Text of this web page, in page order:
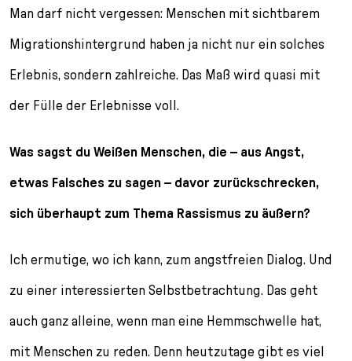
Man darf nicht vergessen: Menschen mit sichtbarem
Migrationshintergrund haben ja nicht nur ein solches
Erlebnis, sondern zahlreiche. Das Maß wird quasi mit
der Fülle der Erlebnisse voll.
Was sagst du Weißen Menschen, die – aus Angst,
etwas Falsches zu sagen – davor zurückschrecken,
sich überhaupt zum Thema Rassismus zu äußern?
Ich ermutige, wo ich kann, zum angstfreien Dialog. Und
zu einer interessierten Selbstbetrachtung. Das geht
auch ganz alleine, wenn man eine Hemmschwelle hat,
mit Menschen zu reden. Denn heutzutage gibt es viel